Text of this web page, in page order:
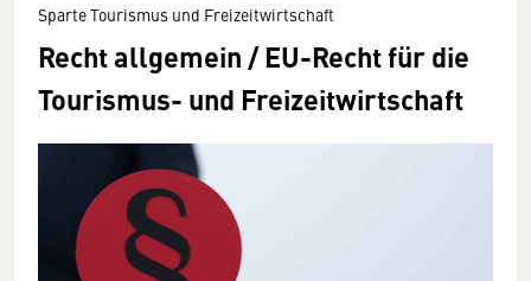
Sparte Tourismus und Freizeitwirtschaft
Recht allgemein / EU-Recht für die
Tourismus- und Freizeitwirtschaft